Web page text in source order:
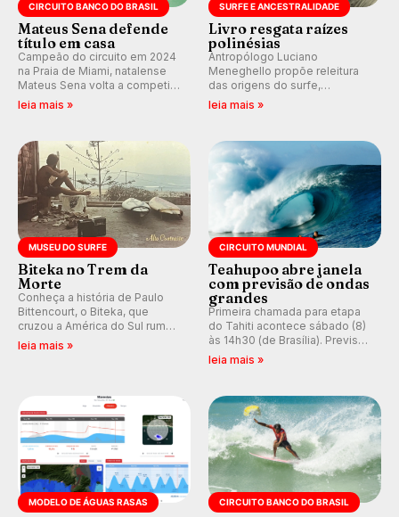
CIRCUITO BANCO DO BRASIL
Mateus Sena defende
título em casa
Campeão do circuito em 2024
na Praia de Miami, natalense
Mateus Sena volta a competir
em casa em busca de manter a
leia mais »
SURFE E ANCESTRALIDADE
Livro resgata raízes
polinésias
Antropólogo Luciano
Meneghello propõe releitura
das origens do surfe,
resgatando a cultura polinésia
prática em esporte e indústria.
leia mais »
MUSEU DO SURFE
Biteka no Trem da
Morte
Conheça a história de Paulo
Bittencourt, o Biteka, que
cruzou a América do Sul rumo
ao Pacífico em uma jornada
leia mais »
CIRCUITO MUNDIAL
Teahupoo abre janela
com previsão de ondas
grandes
Primeira chamada para etapa
do Tahiti acontece sábado (8)
às 14h30 (de Brasília). Previsão
indica swell consistente.
Kelly Slater convidado.
leia mais »
MODELO DE ÁGUAS RASAS CIRCUITO BANCO DO BRASIL